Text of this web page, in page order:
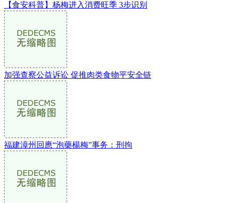
【食安科普】杨梅进入消费旺季 3步识别
加强查察公益诉讼 促推肉类食物平安全链
福建漳州回應“泡藥楊梅”事务：刑拘